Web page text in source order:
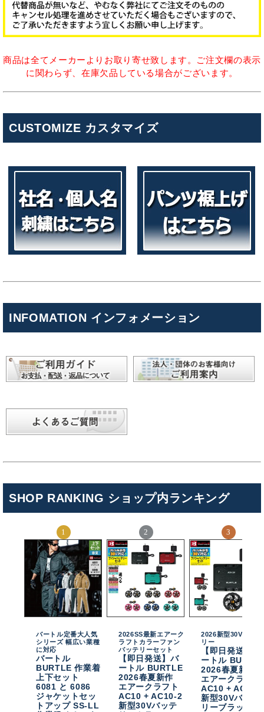
商品は全てメーカーよりお取り寄せ致します。ご注文欄の表示
に関わらず、在庫欠品している場合がございます。
CUSTOMIZE カスタマイズ
INFOMATION インフォメーション
SHOP RANKING ショップ内ランキング
バートル定番大人気
シリーズ 幅広い業種
に対応
バートル
BURTLE 作業着
上下セット
6081 と 6086
ジャケットセッ
トアップ SS-LL
2026SS最新エアーク
ラフトカラーファン
バッテリーセット
【即日発送】バ
ートル BURTLE
2026春夏新作
エアークラフト
AC10 + AC10-2
新型30Vバッテ
2026新型30Vバッテ
リー
【即日発送】バ
ートル
2026春夏新作
エアークラフト
AC10 + AC10-
新型30Vバッテ
リーブラックフ